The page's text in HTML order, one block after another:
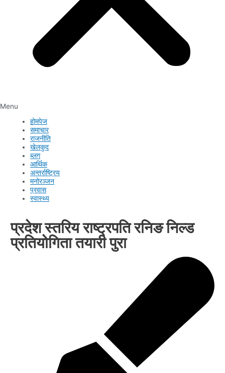
Menu
होमपेज
समाचार
राजनीति
खेलकुद
ब्लग
आर्थिक
अन्तर्राष्ट्रिय
मनोरञ्जन
प्रवास
स्वास्थ्य
प्रदेश स्तरिय राष्ट्रपति रनिङ निल्ड
प्रतियोगिता तयारी पुरा